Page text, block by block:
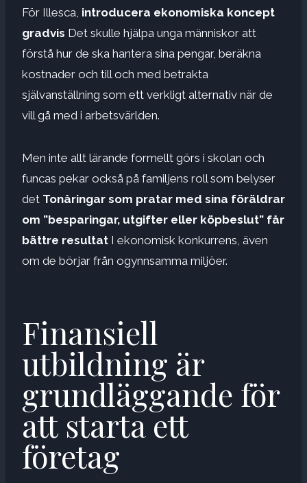
För Illesca, introducera ekonomiska koncept
gradvis Det skulle hjälpa unga människor att
förstå hur de ska hantera sina pengar, beräkna
kostnader och till och med betrakta
självanställning som ett verkligt alternativ när de
vill gå med i arbetsvärlden.
Men inte allt lärande formellt görs i skolan och
funcas pekar också på familjens roll som belyser
det Tonåringar som pratar med sina föräldrar
om ”besparingar, utgifter eller köpbeslut” får
bättre resultat I ekonomisk konkurrens, även
om de börjar från ogynnsamma miljöer.
Finansiell
utbildning är
grundläggande för
att starta ett
företag